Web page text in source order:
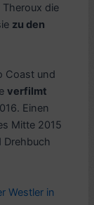
die
zu den
Coast und
verfilmt
Einen
Mitte 2015
Drehbuch
Westler in